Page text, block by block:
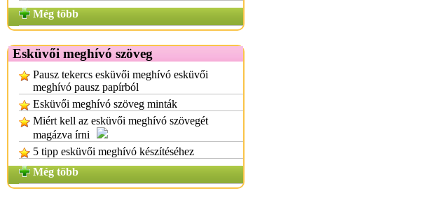
Még több
Esküvői meghívó szöveg
Pausz tekercs esküvői meghívó esküvői
meghívó pausz papírból
Esküvői meghívó szöveg minták
Miért kell az esküvői meghívó szövegét
magázva írni
5 tipp esküvői meghívó készítéséhez
Még több